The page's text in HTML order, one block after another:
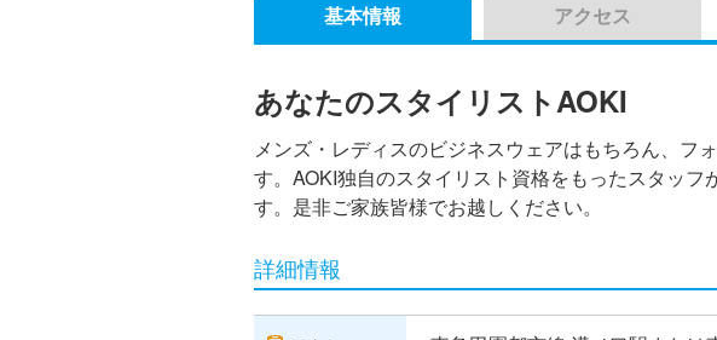
基本情報 アクセス
あなたのスタイリストAOKI
メンズ・レディスのビジネスウェアはもちろん、フ
す。AOKI独自のスタイリスト資格をもったスタッ
す。是非ご家族皆様でお越しください。
詳細情報